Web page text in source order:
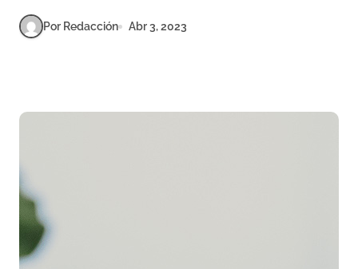
Por Redacción Abr 3, 2023